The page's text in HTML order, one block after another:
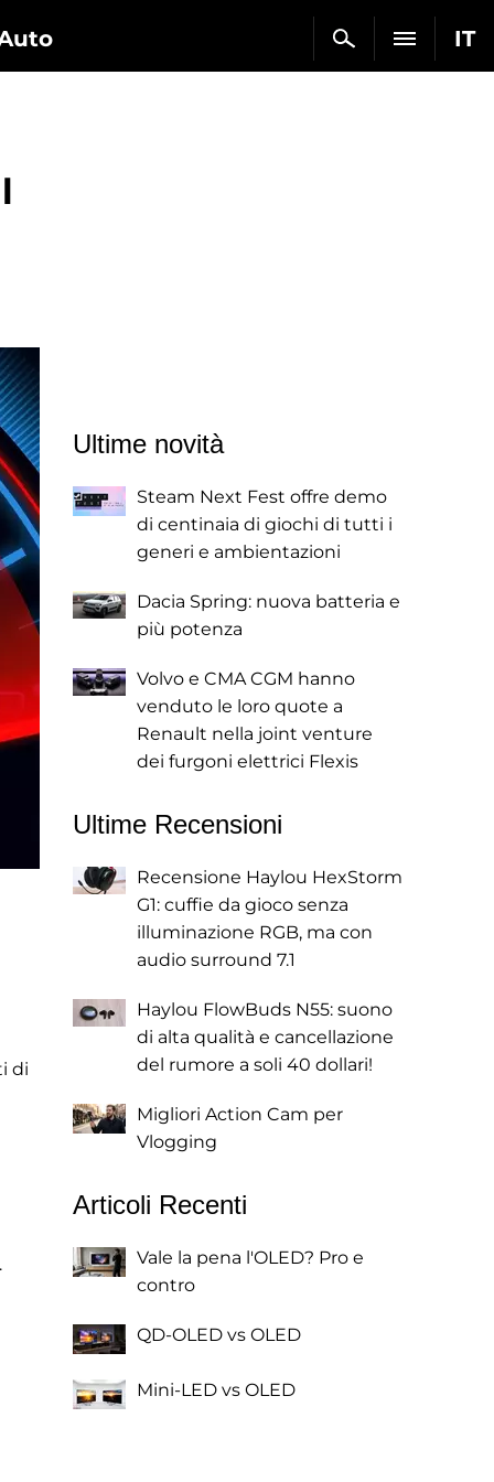
IT
di
Ultime novità
Steam Next Fest offre demo
di centinaia di giochi di tutti i
generi e ambientazioni
Dacia Spring: nuova batteria e
più potenza
Volvo e CMA CGM hanno
venduto le loro quote a
Renault nella joint venture
dei furgoni elettrici Flexis
Ultime Recensioni
Recensione Haylou HexStorm
G1: cuffie da gioco senza
illuminazione RGB, ma con
audio surround 7.1
Haylou FlowBuds N55: suono
di alta qualità e cancellazione
del rumore a soli 40 dollari!
Migliori Action Cam per
Vlogging
Articoli Recenti
Vale la pena l'OLED? Pro e
contro
QD-OLED vs OLED
Mini-LED vs OLED